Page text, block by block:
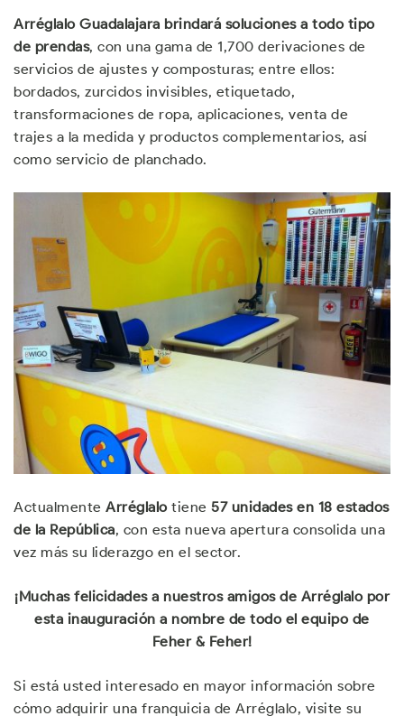
Arréglalo Guadalajara brindará soluciones a todo tipo
de prendas, con una gama de 1,700 derivaciones de
servicios de ajustes y composturas; entre ellos:
bordados, zurcidos invisibles, etiquetado,
transformaciones de ropa, aplicaciones, venta de
trajes a la medida y productos complementarios, así
como servicio de planchado.
Actualmente Arréglalotiene 57 unidades en 18 estados
de la República, con esta nueva apertura consolida una
vez más su liderazgo en el sector.
¡Muchas felicidades a nuestros amigos de Arréglalo por
esta inauguración a nombre de todo el equipo de
Feher & Feher!
Si está usted interesado en mayor información sobre
cómo adquirir una franquicia de Arréglalo, visite su